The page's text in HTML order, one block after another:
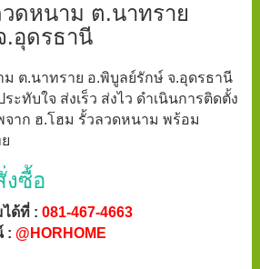
วดหนาม ต.นาทราย
.อุดรธานี
ม ต.นาทราย อ.พิบูลย์รักษ์ จ.อุดรธานี
ะทับใจ ส่งเร็ว ส่งไว ดำเนินการติดตั้ง
าก ฮ.โฮม รั้วลวดหนาม พร้อม
งซื้อ
ด้ที่ : 081-467-4663
: @HORHOME